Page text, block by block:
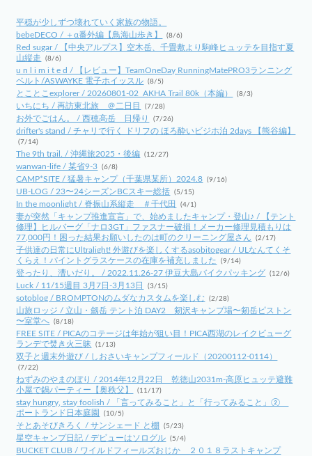
平穏が少しずつ壊れていく家族の物語。
bebeDECO / ＋α番外編【鳥海山歩き】
(8/6)
Red sugar / 【中央アルプス】空木岳、千畳敷より駒峰ヒュッテを目指す夏
山縦走
(8/6)
u n l i m i t e d / 【レビュー】TeamOneDay RunningMatePRO3ランニング
ベルト/ASWAYKE 電子ホイッスル (8/5)
とことこexplorer / 20260801-02_AKHA Trail 80k（本編） (8/3)
いちにち / 再訪東北旅 ＠二日目 (7/28)
お外でごはん。 / 西穂高岳 日帰り (7/26)
drifter's stand / チャリで行く ドリフの ほろ酔いビジホ泊 2days 【熊谷編】
(7/14)
The 9th trail. / 沖縄旅2025・後編 (12/27)
wanwan-life / 某省9-3 (6/8)
CAMP*SITE / 猛暑キャンプ（千葉県某所）2024.8 (9/16)
UB-LOG / 23〜24シーズンBCスキー総括 (5/15)
In the moonlight / 脊振山系縦走 ＃千代田 (4/1)
妻が突然「キャンプ推進宣言」で、始めましたキャンプ・登山♪ / 【テント
修理】ヒルバーグ「ナロ3GT」ファスナー破損！メーカー修理見積もりは
77,000円！困った結果お願いしたのは町のクリーニング屋さん
(2/17)
子供達の日常にUltralight! 外遊びを楽しくするasobitogear / ULなんてくそ
くらえ！パイントグラスケースの在庫を補充しました
(9/14)
登ったり、漕いだり。 / 2022.11.26-27 伊豆大島バイクパッキング (12/6)
Luck / 11/15週目 3月7日-3月13日 (3/15)
sotoblog / BROMPTONのムダなカスタムを楽しむ (2/28)
山旅ロッジ / 立山・劔岳 テント泊 DAY2 剱沢キャンプ場〜剱岳ピストン
〜室堂へ (8/18)
FREE SITE / PICAのコテージは年始が狙い目！PICA西湖のレイクビューグ
ランデで焚き火三昧
(1/13)
双子と週末外遊び / しおさいキャンプフィールド（20200112-0114）
(7/22)
ねずみのやまのぼり / 2014年12月22日 乾徳山2031m-高原ヒュッテ避難
小屋で鍋パーティー【奥秩父】
(11/17)
stay hungry, stay foolish / 「言ってみること」と「行ってみること」②
ポートランド日本庭園
(10/5)
そとあそびきろく / サンシェード と棚 (5/23)
星空キャンプ日記 / デビューはソログル (5/4)
BUCKET CLUB / ワイルドフィールズおじか ２０１８ラストキャンプ